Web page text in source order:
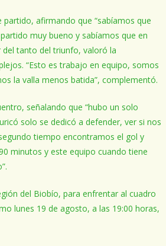
afirmando que “sabíamos que
muy bueno y sabíamos que en
tanto del triunfo, valoró la
“Esto es trabajo en equipo, somos
la valla menos batida”, complementó.
señalando que “hubo un solo
solo se dedicó a defender, ver si nos
tiempo encontramos el gol y
minutos y este equipo cuando tiene
del Biobío, para enfrentar al cuadro
lunes 19 de agosto, a las 19:00 horas,